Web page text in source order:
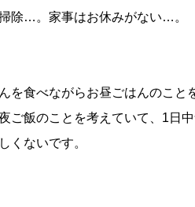
除…。家事はお休みがない…。
を食べながらお昼ごはんのこと
ご飯のことを考えていて、1日
くないです。